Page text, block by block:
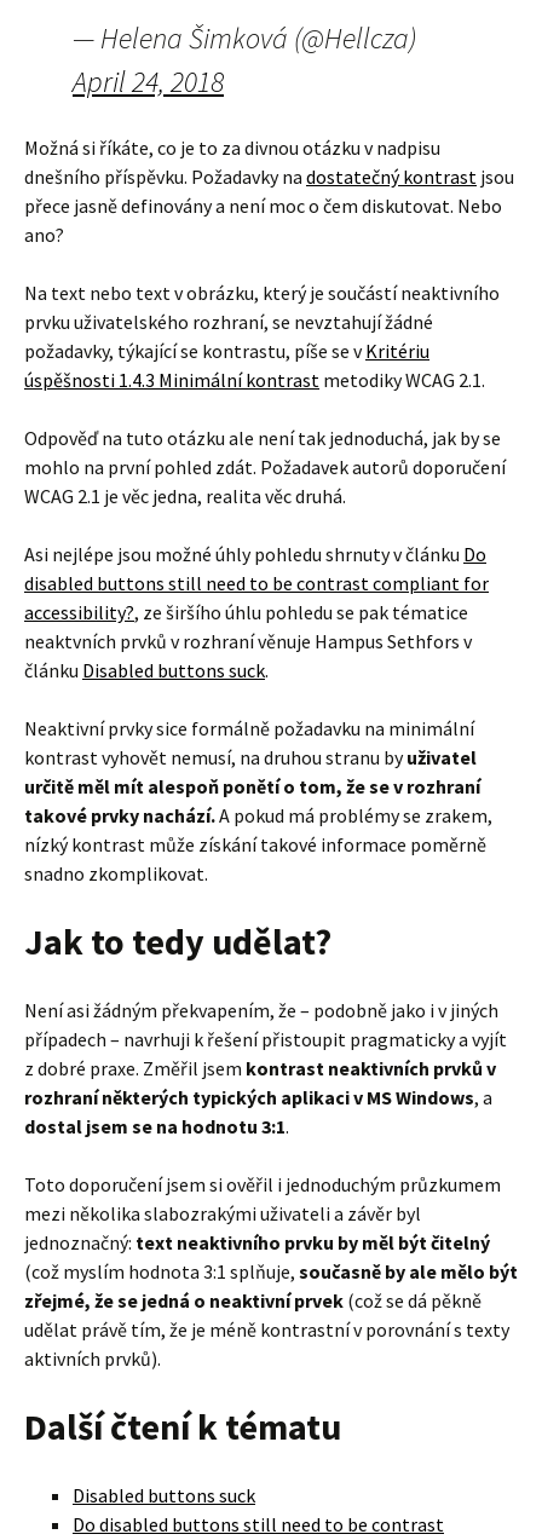
— Helena Šimková (@Hellcza)
April 24, 2018
Možná si říkáte, co je to za divnou otázku v nadpisu
dnešního příspěvku. Požadavky na dostatečný kontrast jsou
přece jasně definovány a není moc o čem diskutovat. Nebo
ano?
Na text nebo text v obrázku, který je součástí neaktivního
prvku uživatelského rozhraní, se nevztahují žádné
požadavky, týkající se kontrastu, píše se vKritériu
úspěšnosti 1.4.3 Minimální kontrast metodiky WCAG 2.1.
Odpověď na tuto otázku ale není tak jednoduchá, jak by se
mohlo na první pohled zdát. Požadavek autorů doporučení
WCAG 2.1 je věc jedna, realita věc druhá.
Asi nejlépe jsou možné úhly pohledu shrnuty v článku Do
disabled buttons still need to be contrast compliant for
accessibility?, ze širšího úhlu pohledu se pak tématice
neaktvních prvků v rozhraní věnuje Hampus Sethfors v
článku Disabled buttons suck.
Neaktivní prvky sice formálně požadavku na minimální
kontrast vyhovět nemusí, na druhou stranu byuživatel
určitě měl mít alespoň ponětí o tom, že se v rozhraní
takové prvky nachází.A pokud má problémy se zrakem,
nízký kontrast může získání takové informace poměrně
snadno zkomplikovat.
Jak to tedy udělat?
Není asi žádným překvapením, že – podobně jako i v jiných
případech – navrhuji k řešení přistoupit pragmaticky a vyjít
z dobré praxe. Změřil jsem kontrast neaktivních prvků v
rozhraní některých typických aplikaci v MS Windows, a
dostal jsem se na hodnotu 3:1.
Toto doporučení jsem si ověřil i jednoduchým průzkumem
mezi několika slabozrakými uživateli a závěr byl
jednoznačný: text neaktivního prvku by měl být čitelný
(což myslím hodnota 3:1 splňuje, současně by ale mělo být
zřejmé, že se jedná o neaktivní prvek (což se dá pěkně
udělat právě tím, že je méně kontrastní v porovnání s texty
aktivních prvků).
Další čtení k tématu
Disabled buttons suck
Do disabled buttons still need to be contrast